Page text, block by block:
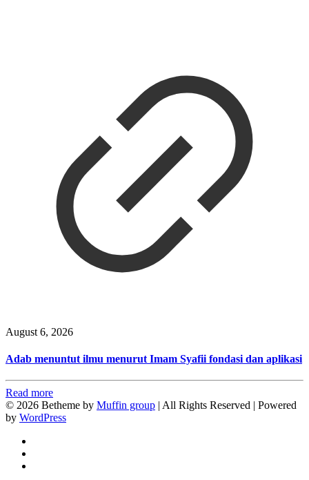
August 6, 2026
Adab menuntut ilmu menurut Imam Syafii fondasi dan aplikasi
Read more
© 2026 Betheme by Muffin group | All Rights Reserved | Powered
by WordPress